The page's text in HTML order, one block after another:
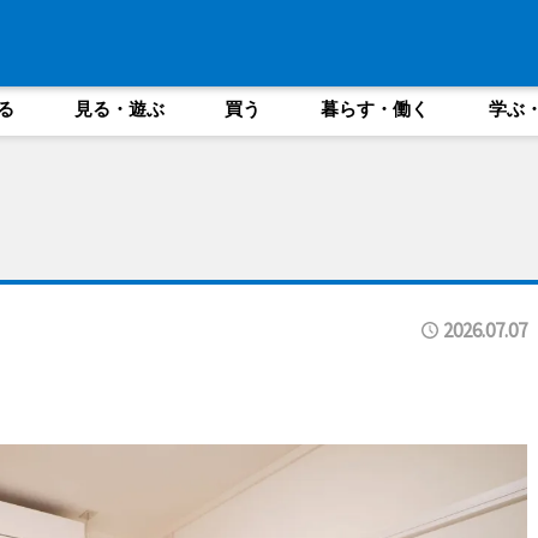
見る・遊ぶ 買う 暮らす・働く 学ぶ
2026.07.07